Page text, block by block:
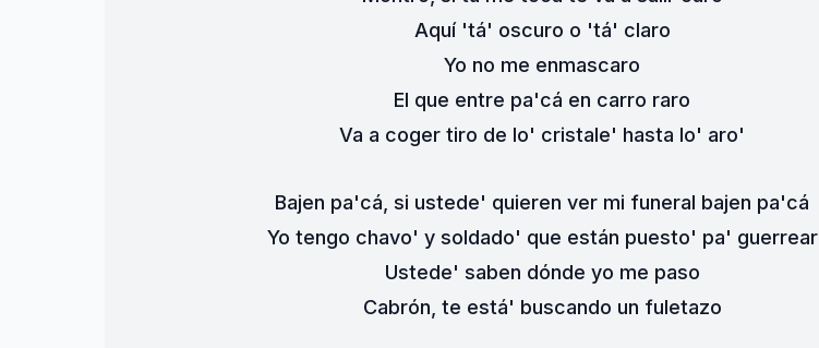
Aquí 'tá' oscuro o 'tá' claro
Yo no me enmascaro
El que entre pa'cá en carro raro
Va a coger tiro de lo' cristale' hasta lo' aro'
Bajen pa'cá, si ustede' quieren ver mi funeral bajen pa'cá
Yo tengo chavo' y soldado' que están puesto' pa' guerrear
Ustede' saben dónde yo me paso
Cabrón, te está' buscando un fuletazo